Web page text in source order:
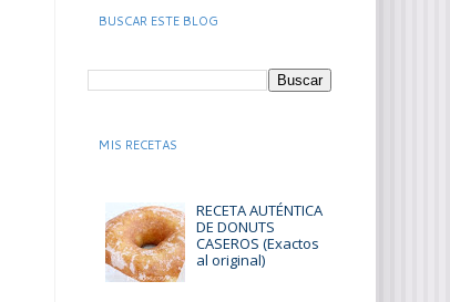
BUSCAR ESTE BLOG
MIS RECETAS
RECETA AUTÉNTICA
DE DONUTS
CASEROS (Exactos
al original)